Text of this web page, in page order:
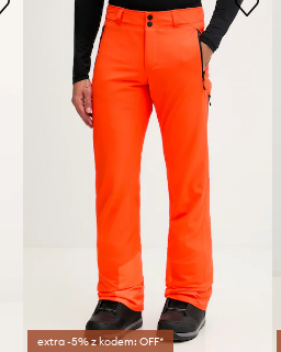
extra -5% z kodem: OFF*